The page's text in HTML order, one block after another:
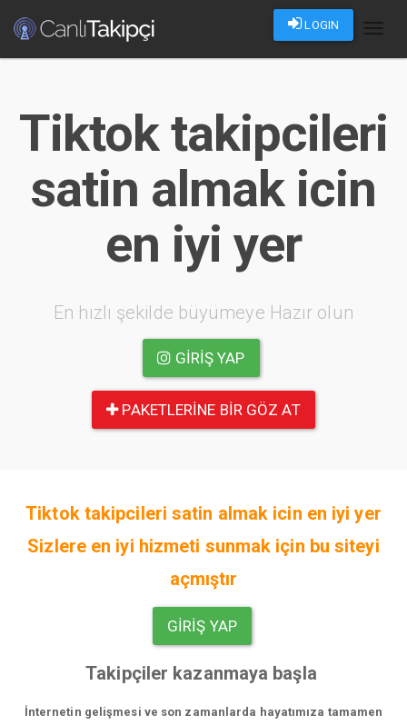
LOGIN
Tiktok takipcileri
satin almak icin
en iyi yer
En hızlı şekilde büyümeye Hazır olun
GIRIŞ YAP
PAKETLERINE BIR GÖZ AT
Tiktok takipcileri satin almak icin en iyi yer
Sizlere en iyi hizmeti sunmak için bu siteyi
açmıştır
GIRIŞ YAP
Takipçiler kazanmaya başla
İnternetin gelişmesi ve son zamanlarda hayatımıza tamamen